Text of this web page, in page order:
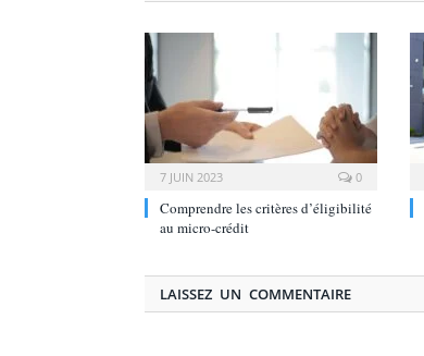
7 JUIN 2023 0
Comprendre les critères d’éligibilité
au micro-crédit
LAISSEZ UN COMMENTAIRE